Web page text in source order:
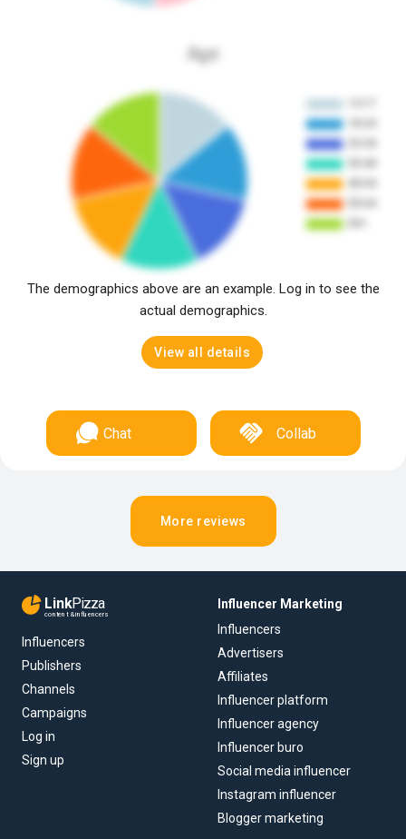
Age
The demographics above are an example. Log in to see the
actual demographics.
View all details
Chat Collab
More reviews
LinkPizza
content & influencers
Influencers
Publishers
Channels
Campaigns
Log in
Sign up
Influencer Marketing
Influencers
Advertisers
Affiliates
Influencer platform
Influencer agency
Influencer buro
Social media influencer
Instagram influencer
Blogger marketing